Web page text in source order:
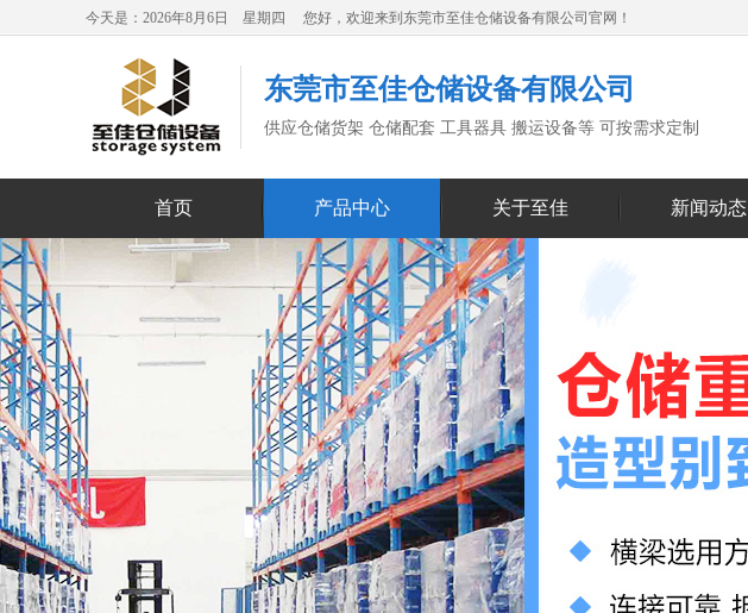
今天是：2026年8月6日 星期四 您好，欢迎来到东莞市至佳仓储设备有限公司官网！
东莞市至佳仓储设备有限公司
供应仓储货架 仓储配套 工具器具 搬运设备等 可按需求定制
首页 产品中心 关于至佳 新闻动态